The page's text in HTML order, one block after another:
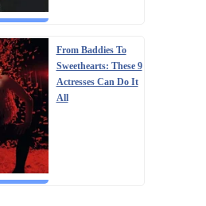
From Baddies To
Sweethearts: These 9
Actresses Can Do It
All